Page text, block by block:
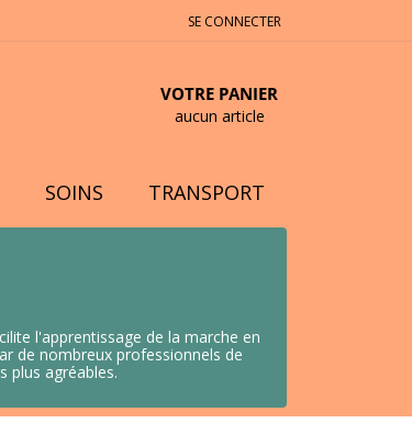
SE CONNECTER
VOTRE PANIER
aucun article
SOINS TRANSPORT
l'apprentissage de la marche en
de nombreux professionnels de
plus agréables.